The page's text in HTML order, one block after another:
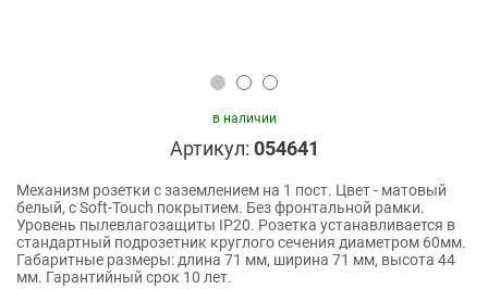
в наличии
Артикул: 054641
Механизм розетки с заземлением на 1 пост. Цвет - матовый
белый, с Soft-Touch покрытием. Без фронтальной рамки.
Уровень пылевлагозащиты IP20. Розетка устанавливается в
стандартный подрозетник круглого сечения диаметром 60мм.
Габаритные размеры: длина 71 мм, ширина 71 мм, высота 44
мм. Гарантийный срок 10 лет.